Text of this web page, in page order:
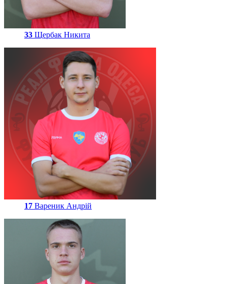
33 Щербак Никита
17 Вареник Андрій